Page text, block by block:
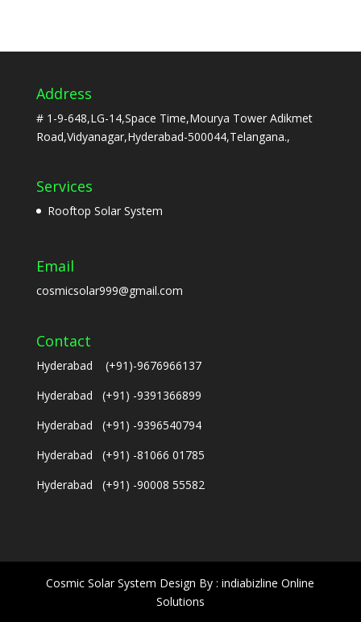
Address
# 1-9-648,LG-14,Space Time,Mourya Tower Adikmet
Road,Vidyanagar,Hyderabad-500044,Telangana.,
Services
Rooftop Solar System
Email
cosmicsolar999@gmail.com
Contact
Hyderabad (+91)-9676966137
Hyderabad (+91) -9391366899
Hyderabad (+91) -9396540794
Hyderabad (+91) -81066 01785
Hyderabad (+91) -90008 55582
Cosmic Solar System Design By : indiabizline Online
Solutions